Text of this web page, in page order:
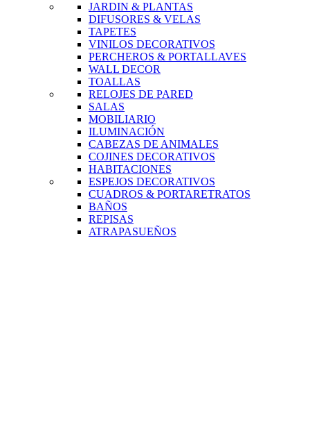
JARDIN & PLANTAS
DIFUSORES & VELAS
TAPETES
VINILOS DECORATIVOS
PERCHEROS & PORTALLAVES
WALL DECOR
TOALLAS
RELOJES DE PARED
SALAS
MOBILIARIO
ILUMINACIÓN
CABEZAS DE ANIMALES
COJINES DECORATIVOS
HABITACIONES
ESPEJOS DECORATIVOS
CUADROS & PORTARETRATOS
BAÑOS
REPISAS
ATRAPASUEÑOS